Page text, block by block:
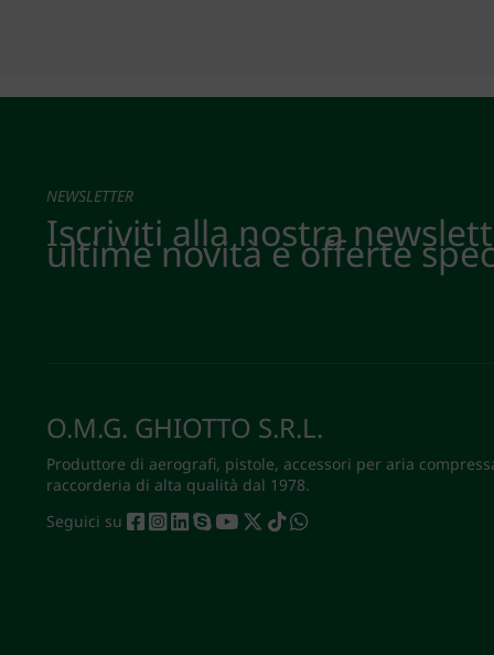
NEWSLETTER
Iscriviti alla nostra
ultime novità e offerte
O.M.G. GHIOTTO S.R.L.
Produttore di aerografi, pistole, accessori per aria
raccorderia di alta qualità dal 1978.
Seguici su